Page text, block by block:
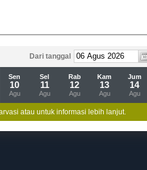
Dari tanggal
Sen
10
Agu
Sel
11
Agu
Rab
12
Agu
Kam
13
Agu
Jum
14
Agu
atau untuk informasi lebih lanjut.